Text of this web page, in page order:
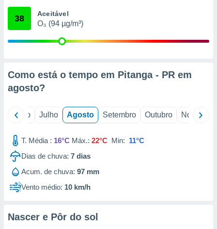
através
1199
38 Aceitável
O₃ (94 µg/m³)
Como está o tempo em Pitanga - PR em
agosto?
Junho Julho Agosto Setembro Outubro Novembro
T. Média : 16°C Máx.: 22°C Min: 11°C
Dias de chuva: 7 dias
Acum. de chuva: 97 mm
Vento médio: 10 km/h
Nascer e Pôr do sol